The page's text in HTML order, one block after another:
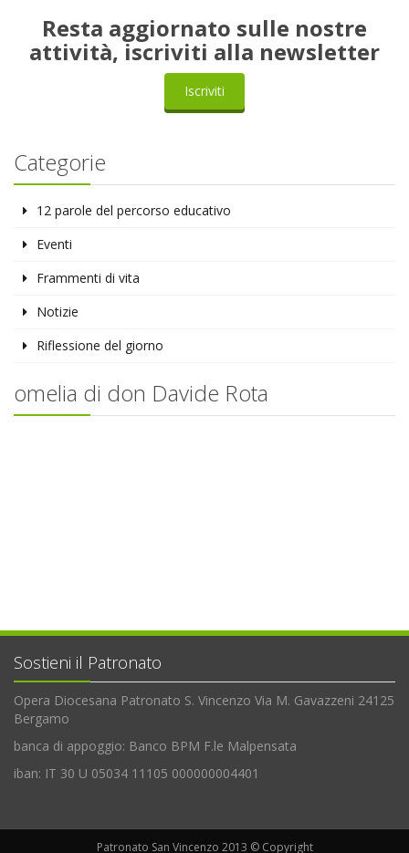
Resta aggiornato sulle nostre
attività, iscriviti alla newsletter
Iscriviti
Categorie
12 parole del percorso educativo
Eventi
Frammenti di vita
Notizie
Riflessione del giorno
omelia di don Davide Rota
Sostieni il Patronato
Opera Diocesana Patronato S. Vincenzo Via M. Gavazzeni 24125
Bergamo
banca di appoggio: Banco BPM F.le Malpensata
iban: IT 30 U 05034 11105 000000004401
Patronato San Vincenzo 2013 © Copyright